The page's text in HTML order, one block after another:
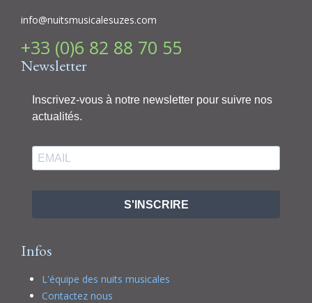
info@nuitsmusicalesuzes.com
+33 (0)6 82 88 70 55
Newsletter
Inscrivez-vous à notre newsletter pour suivre nos
actualités.
S'INSCRIRE
Infos
L'équipe des nuits musicales
Contactez nous